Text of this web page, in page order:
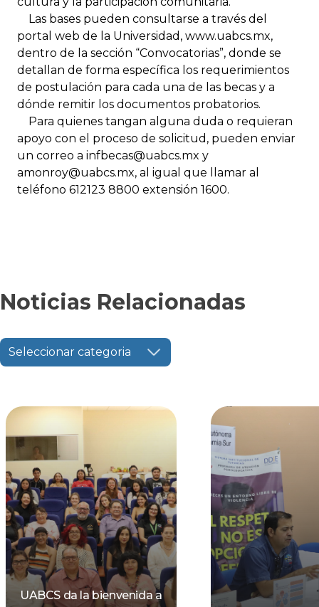
Las bases pueden consultarse a través del
portal web de la Universidad, www.uabcs.mx,
dentro de la sección “Convocatorias”, donde se
detallan de forma específica los requerimientos
de postulación para cada una de las becas y a
dónde remitir los documentos probatorios.
Para quienes tangan alguna duda o requieran
apoyo con el proceso de solicitud, pueden enviar
un correo a infbecas@uabcs.mx y
amonroy@uabcs.mx, al igual que llamar al
teléfono 612123 8800 extensión 1600.
Noticias Relacionadas
Seleccionar categoria
UABCS da la bienvenida a